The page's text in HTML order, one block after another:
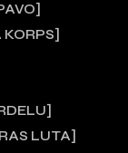
KORPS
RAS LUTA